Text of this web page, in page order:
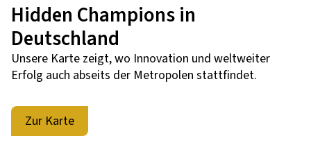
Hidden Champions in
Deutschland
Unsere Karte zeigt, wo Innovation und weltweiter
Erfolg auch abseits der Metropolen stattfindet.
Zur Karte